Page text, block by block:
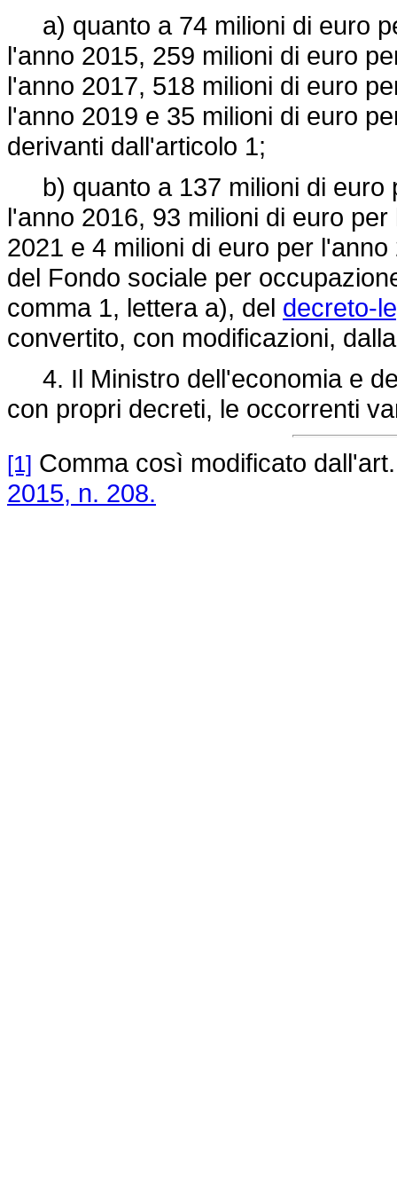
a) quanto a 74 milioni di euro
l'anno 2015, 259 milioni di euro
l'anno 2017, 518 milioni di euro
l'anno 2019 e 35 milioni di euro
derivanti dall'articolo 1;
b) quanto a 137 milioni di euro
l'anno 2016, 93 milioni di euro
2021 e 4 milioni di euro per
del Fondo sociale per
comma 1, lettera a), del decreto-
convertito, con modificazioni,
4. Il Ministro dell'economia e
con propri decreti, le occorrenti
[1] Comma così modificato
2015, n. 208.